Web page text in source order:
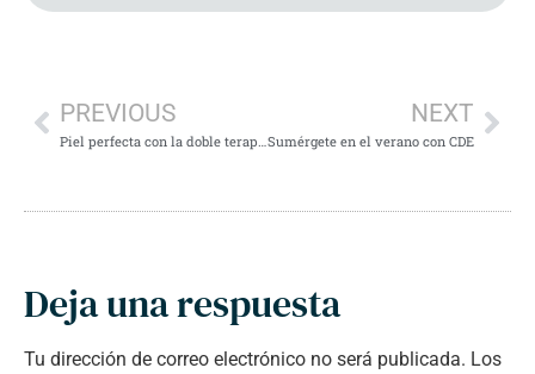
PREVIOUS NEXT
Sumérgete en el verano con CDE
Deja una respuesta
Tu dirección de correo electrónico no será publicada. Los